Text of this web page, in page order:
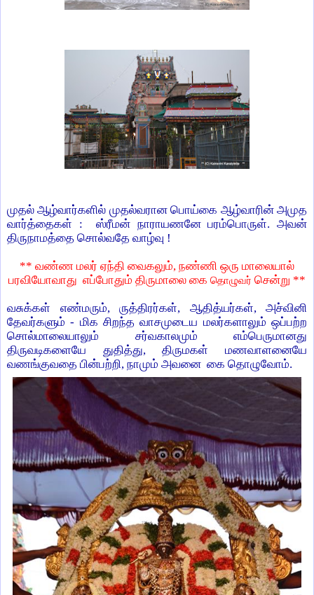
முதல் ஆழ்வார்களில் முதல்வரான பொய்கை ஆழ்வாரின் அமுத
வார்த்தைகள் : ஸ்ரீமன் நாராயணனே பரம்பொருள். அவன்
திருநாமத்தை சொல்வதே வாழ்வு !
** வண்ண மலர் ஏந்தி வைகலும், நண்ணி ஒரு மாலையால்
பரவியோவாது எப்போதும் திருமாலை கை தொழுவர் சென்று **
வசுக்கள் எண்மரும், ருத்திரர்கள், ஆதித்யர்கள்,
அச்வினி
தேவர்களும் - மிக சிறந்த வாசமுடைய மலர்களாலும் ஒப்பற்ற
சொல்மாலையாலும் சர்வகாலமும் எம்பெருமானது
திருவடிகளையே துதித்து,
திருமகள் மணவாளனையே
வணங்குவதை பின்பற்றி, நாமும் அவனை கை தொழுவோம்.